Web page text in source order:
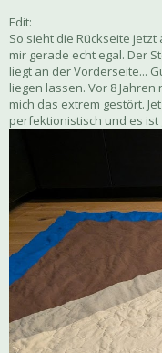
Edit:
So sieht die Rückseite
mir gerade echt egal. Der
liegt an der Vorderseite...
liegen lassen. Vor 8
mich das extrem gestört.
perfektionistisch und es ist